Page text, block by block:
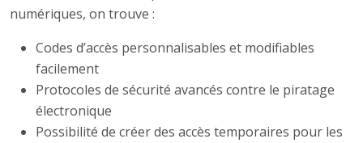
numériques, on trouve :
Codes d’accès personnalisables et modifiables
facilement
Protocoles de sécurité avancés contre le piratage
électronique
Possibilité de créer des accès temporaires pour les